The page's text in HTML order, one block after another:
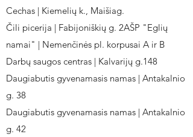
Cechas | Kiemelių k., Maišiag.
Čili picerija | Fabijoniškių g. 2AŠP "Eglių
namai" | Nemenčinės pl. korpusai A ir B
Darbų saugos centras | Kalvarijų g.148
Daugiabutis gyvenamasis namas | Antakalnio
g. 38
Daugiabutis gyvenamasis namas | Antakalnio
g. 42